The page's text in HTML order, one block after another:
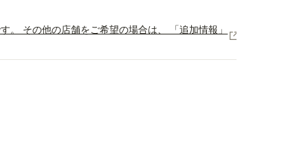
。 その他の店舗をご希望の場合は、 「追加情報」